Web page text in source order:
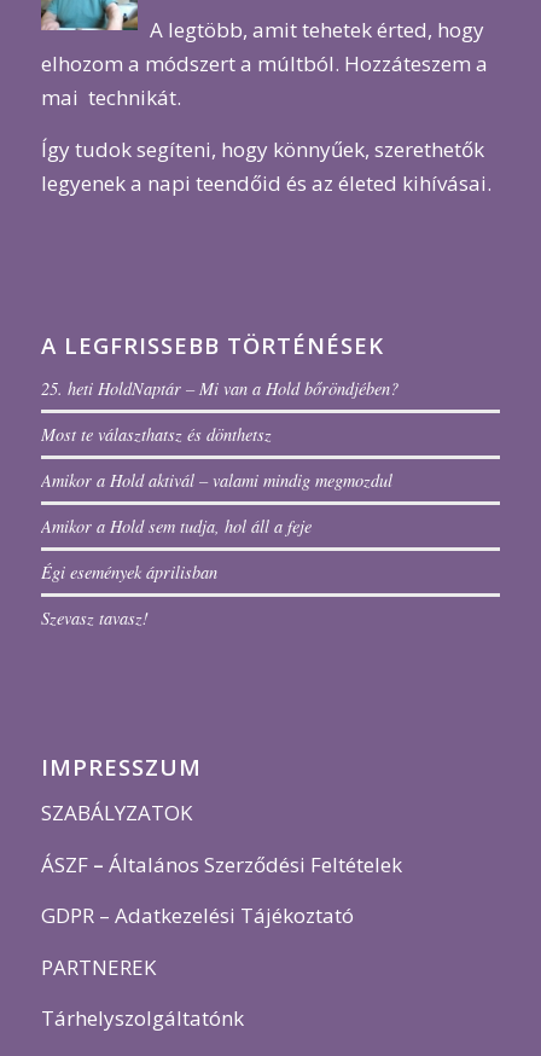
A legtöbb, amit tehetek érted, hogy
elhozom a módszert a múltból. Hozzáteszem a
mai technikát.
Így tudok segíteni, hogy könnyűek, szerethetők
legyenek a napi teendőid és az életed kihívásai.
A LEGFRISSEBB TÖRTÉNÉSEK
25. heti HoldNaptár – Mi van a Hold bőröndjében?
Most te választhatsz és dönthetsz
Amikor a Hold aktivál – valami mindig megmozdul
Amikor a Hold sem tudja, hol áll a feje
Égi események áprilisban
Szevasz tavasz!
IMPRESSZUM
SZABÁLYZATOK
ÁSZF– Általános Szerződési Feltételek
GDPR – Adatkezelési Tájékoztató
PARTNEREK
Tárhelyszolgáltatónk